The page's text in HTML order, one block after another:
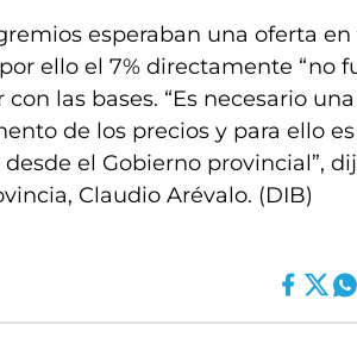
esperaban una oferta
ello el 7% directamente “no
las bases. “Es necesario una
de los precios y para ello es
el Gobierno provincial”,
Claudio Arévalo. (DIB)